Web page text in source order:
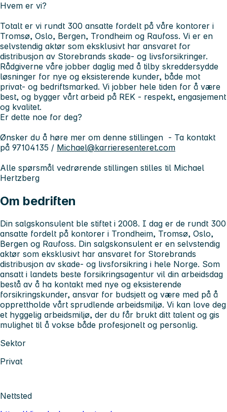
Hvem er vi?
Totalt er vi rundt 300 ansatte fordelt på våre kontorer i
Tromsø, Oslo, Bergen, Trondheim og Raufoss. Vi er en
selvstendig aktør som eksklusivt har ansvaret for
distribusjon av Storebrands skade- og livsforsikringer.
Rådgiverne våre jobber daglig med å tilby skreddersydde
løsninger for nye og eksisterende kunder, både mot
privat- og bedriftsmarked. Vi jobber hele tiden for å være
best, og bygger vårt arbeid på REK - respekt, engasjement
og kvalitet.
Er dette noe for deg?
Ønsker du å høre mer om denne stillingen - Ta kontakt
på 97104135 / Michael@karrieresenteret.com
Alle spørsmål vedrørende stillingen stilles til Michael
Hertzberg
Om bedriften
Din salgskonsulent ble stiftet i 2008. I dag er de rundt 300
ansatte fordelt på kontorer i Trondheim, Tromsø, Oslo,
Bergen og Raufoss. Din salgskonsulent er en selvstendig
aktør som eksklusivt har ansvaret for Storebrands
distribusjon av skade- og livsforsikring i hele Norge. Som
ansatt i landets beste forsikringsagentur vil din arbeidsdag
bestå av å ha kontakt med nye og eksisterende
forsikringskunder, ansvar for budsjett og være med på å
opprettholde vårt sprudlende arbeidsmiljø. Vi kan love deg
et hyggelig arbeidsmiljø, der du får brukt ditt talent og gis
mulighet til å vokse både profesjonelt og personlig.
Sektor
Privat
Nettsted